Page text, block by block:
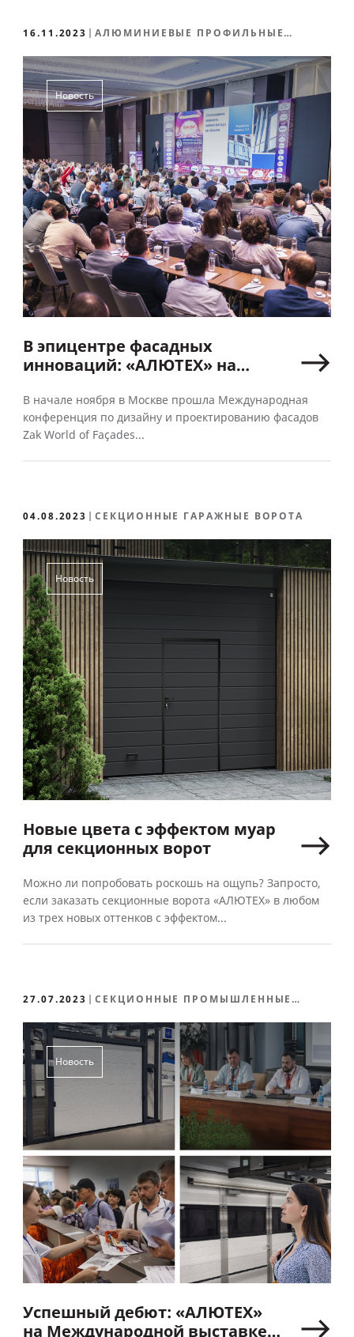
16.11.2023
АЛЮМИНИЕВЫЕ ПРОФИЛЬНЫЕ
Новость
В эпицентре фасадных
инноваций: «АЛЮТЕХ» на
Mоскве
В начале ноября в Москве прошла Международная
конференция по дизайну и проектированию фасадов
Zak World of Façades...
04.08.2023 СЕКЦИОННЫЕ ГАРАЖНЫЕ ВОРОТА
Новость
Новые цвета с эффектом муар
для секционных ворот
Можно ли попробовать роскошь на ощупь? Запросто,
если заказать секционные ворота «АЛЮТЕХ» в любом
из трех новых оттенков с эффектом...
27.07.2023
СЕКЦИОННЫЕ ПРОМЫШЛЕННЫЕ
Новость
Успешный дебют: «АЛЮТЕХ»
на Международной выставке